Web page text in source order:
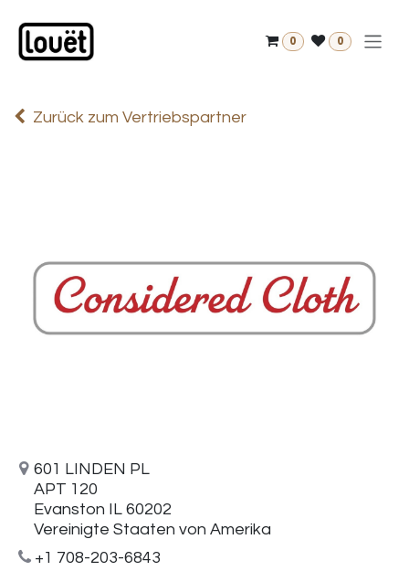
0 0
Zurück zum Vertriebspartner
601 LINDEN PL
APT 120
Evanston IL 60202
Vereinigte Staaten von Amerika
+1 708-203-6843